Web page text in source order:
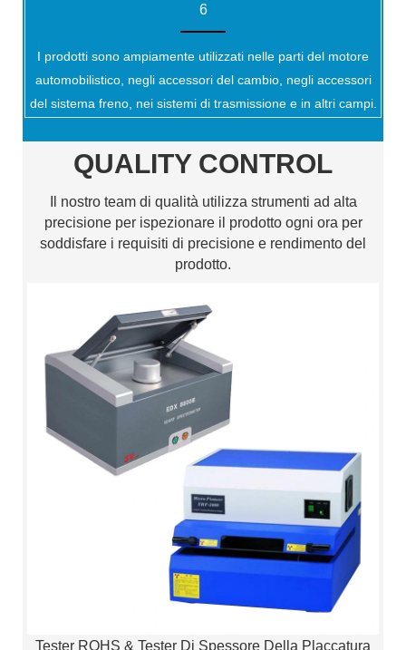
6
I prodotti sono ampiamente utilizzati nelle parti del motore
automobilistico, negli accessori del cambio, negli accessori
del sistema freno, nei sistemi di trasmissione e in altri campi.
QUALITY CONTROL
Il nostro team di qualità utilizza strumenti ad alta
precisione per ispezionare il prodotto ogni ora per
soddisfare i requisiti di precisione e rendimento del
prodotto.
Tester ROHS & Tester Di Spessore Della Placcatura